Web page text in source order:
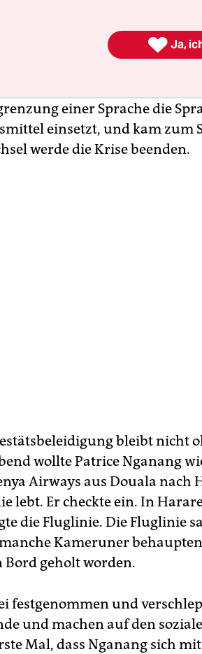
hat. „Wer sind die
in einem Reisetagebuch,
einer Sprache die
einsetzt, und kam zum
werde die Krise beenden.
bleibt nicht
wollte Patrice Nganang
Airways aus Douala nach
lebt. Er checkte ein. In
die Fluglinie. Die Fluglinie
Kameruner
Bord geholt worden.
festgenommen und
und machen auf den
Mal, dass Nganang sich
 Ja,